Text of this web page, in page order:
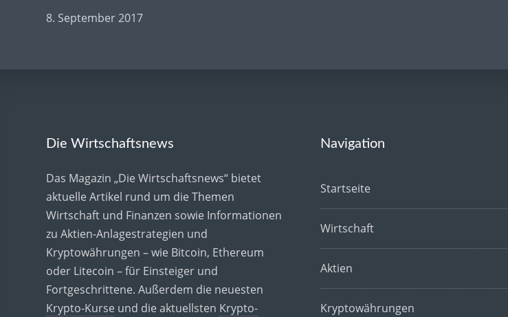
8. September 2017
Die Wirtschaftsnews
Das Magazin „Die Wirtschaftsnews“ bietet
aktuelle Artikel rund um die Themen
Wirtschaft und Finanzen sowie Informationen
zu Aktien-Anlagestrategien und
Kryptowährungen – wie Bitcoin, Ethereum
oder Litecoin – für Einsteiger und
Fortgeschrittene. Außerdem die neuesten
Krypto-Kurse und die aktuellsten Krypto-
Navigation
Startseite
Wirtschaft
Aktien
Kryptowährungen